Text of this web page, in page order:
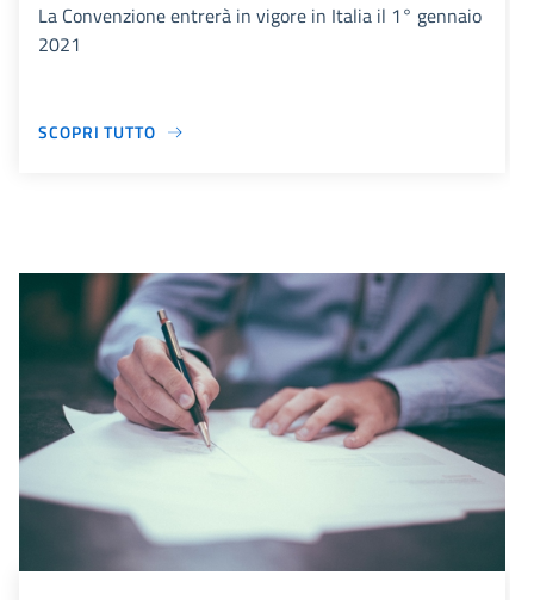
La Convenzione entrerà in vigore in Italia il 1° gennaio
2021
SCOPRI TUTTO